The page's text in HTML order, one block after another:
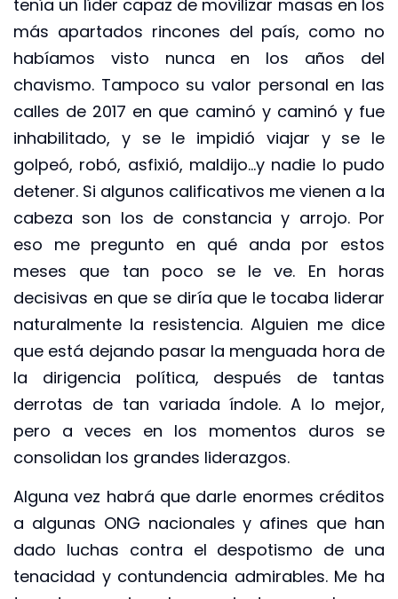
tenía un líder capaz de movilizar masas en los
más apartados rincones del país, como no
habíamos visto nunca en los años del
chavismo. Tampoco su valor personal en las
calles de 2017 en que caminó y caminó y fue
inhabilitado, y se le impidió viajar y se le
golpeó, robó, asfixió, maldijo…y nadie lo pudo
detener. Si algunos calificativos me vienen a la
cabeza son los de constancia y arrojo. Por
eso me pregunto en qué anda por estos
meses que tan poco se le ve. En horas
decisivas en que se diría que le tocaba liderar
naturalmente la resistencia. Alguien me dice
que está dejando pasar la menguada hora de
la dirigencia política, después de tantas
derrotas de tan variada índole. A lo mejor,
pero a veces en los momentos duros se
consolidan los grandes liderazgos.
Alguna vez habrá que darle enormes créditos
a algunas ONG nacionales y afines que han
dado luchas contra el despotismo de una
tenacidad y contundencia admirables. Me ha